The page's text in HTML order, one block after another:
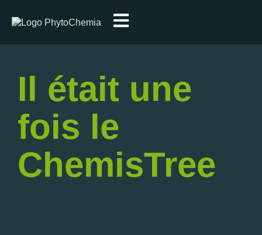
Il était une
fois le
ChemisTree